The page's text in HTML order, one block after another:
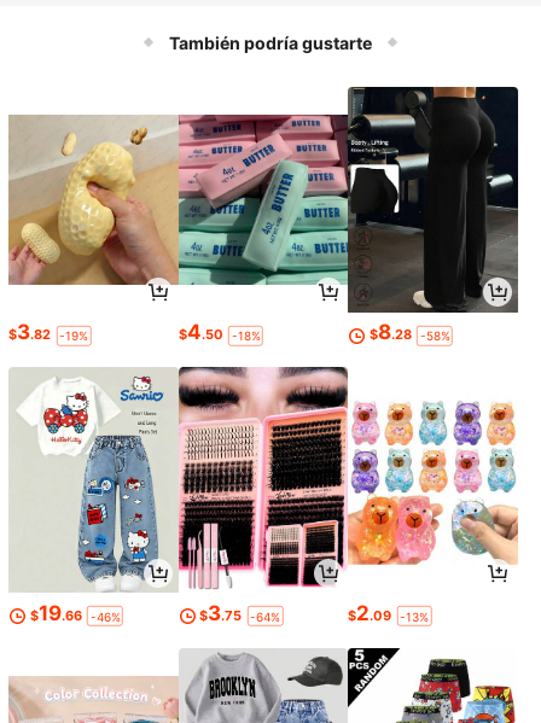
También podría gustarte
$3.82 -19% $4.50 -18% $8.28 -58%
$19.66 -46% $3.75 -64% $2.09 -13%